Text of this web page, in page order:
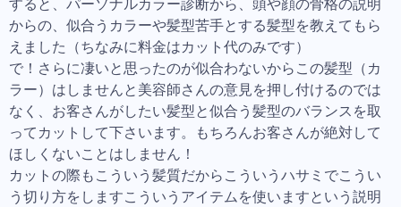
すると、パーソナルカラー診断から、頭や顔の骨格の説明
からの、似合うカラーや髪型苦手とする髪型を教えてもら
えました（ちなみに料金はカット代のみです）
で！さらに凄いと思ったのが似合わないからこの髪型（カ
ラー）はしませんと美容師さんの意見を押し付けるのでは
なく、お客さんがしたい髪型と似合う髪型のバランスを取
ってカットして下さいます。もちろんお客さんが絶対して
ほしくないことはしません！
カットの際もこういう髪質だからこういうハサミでこうい
う切り方をしますこういうアイテムを使いますという説明